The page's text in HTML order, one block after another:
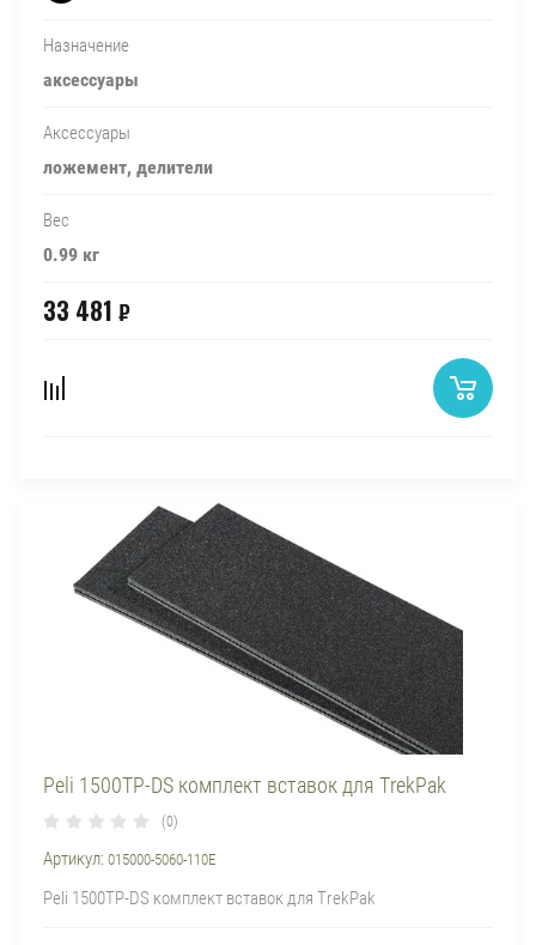
Назначение
аксессуары
Аксессуары
ложемент, делители
Вес
0.99 кг
33 481 ₽
Peli 1500TP-DS комплект вставок для TrekPak
(0)
Артикул: 015000-5060-110E
Peli 1500TP-DS комплект вставок для TrekPak